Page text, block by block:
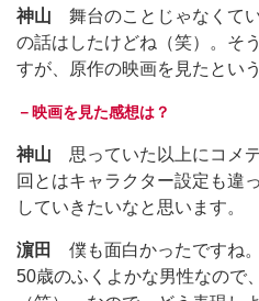
神山 舞台のことじゃなくて
の話はしたけどね（笑）。そ
すが、原作の映画を見たとい
－映画を見た感想は？
神山 思っていた以上にコメ
回とはキャラクター設定も違
していきたいなと思います。
濵田
僕も面白かったですね
50歳のふくよかな男性なので